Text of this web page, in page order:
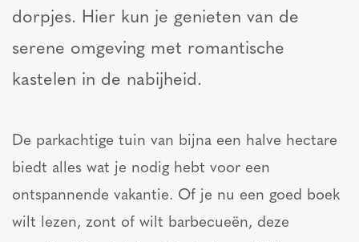
dorpjes. Hier kun je genieten van de
serene omgeving met romantische
kastelen in de nabijheid.
De parkachtige tuin van bijna een halve hectare
biedt alles wat je nodig hebt voor een
ontspannende vakantie. Of je nu een goed boek
wilt lezen, zont of wilt barbecueën, deze